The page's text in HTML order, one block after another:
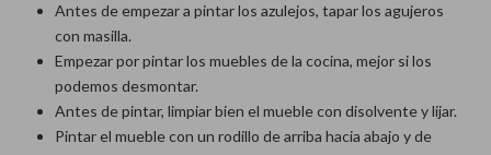
Antes de empezar a pintar los azulejos, tapar los agujeros
con masilla.
Empezar por pintar los muebles de la cocina, mejor si los
podemos desmontar.
Antes de pintar, limpiar bien el mueble con disolvente y lijar.
Pintar el mueble con un rodillo de arriba hacia abajo y de